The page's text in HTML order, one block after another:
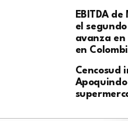
EBITDA
el
avanza en
en
Cencosud